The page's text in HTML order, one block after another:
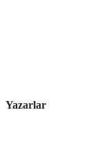
Yazarlar